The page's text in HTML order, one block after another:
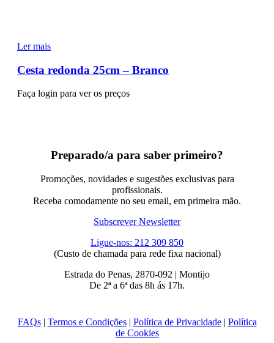
Ler mais
Cesta redonda 25cm – Branco
Faça login para ver os preços
Preparado/a para saber primeiro?
Promoções, novidades e sugestões exclusivas para
profissionais.
Receba comodamente no seu email, em primeira mão.
Subscrever Newsletter
Ligue-nos: 212 309 850
(Custo de chamada para rede fixa nacional)
Estrada do Penas, 2870-092 | Montijo
De 2ª a 6ª das 8h ás 17h.
FAQs| Termos e Condições| Política de Privacidade| Política
de Cookies